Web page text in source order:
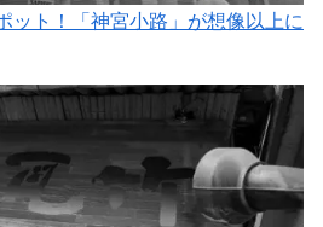
ット！「神宮小路」が想像以上に